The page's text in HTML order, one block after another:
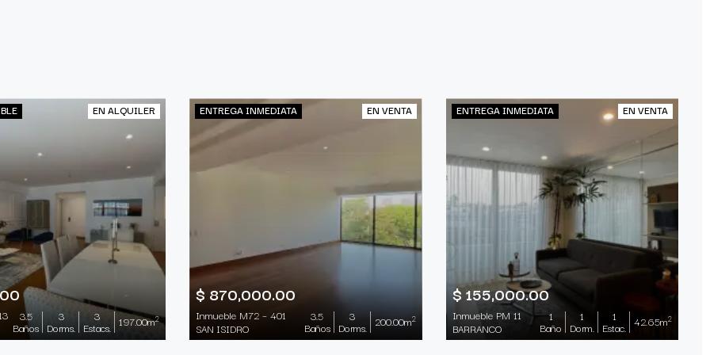
EN ALQUILER
3.5
Baños
3
Dorms.
3
Estacs. 197.00m2
ENTREGA INMEDIATA EN VENTA
$ 870,000.00
Inmueble M72 – 401
SAN ISIDRO
3.5
Baños
3
Dorms. 200.00m2
ENTREGA INMEDIATA EN VENTA
$ 155,000.00
Inmueble PM 11
BARRANCO
1
Baño
1
Dorm.
1
Estac. 42.65m2